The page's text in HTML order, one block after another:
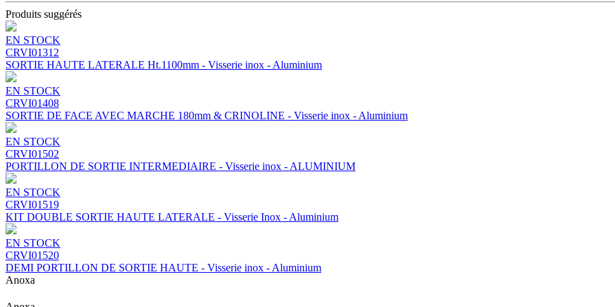
Produits suggérés
EN STOCK
CRVI01312
SORTIE HAUTE LATERALE Ht.1100mm - Visserie inox - Aluminium
EN STOCK
CRVI01408
SORTIE DE FACE AVEC MARCHE 180mm & CRINOLINE - Visserie inox - Aluminium
EN STOCK
CRVI01502
PORTILLON DE SORTIE INTERMEDIAIRE - Visserie inox - ALUMINIUM
EN STOCK
CRVI01519
KIT DOUBLE SORTIE HAUTE LATERALE - Visserie Inox - Aluminium
EN STOCK
CRVI01520
DEMI PORTILLON DE SORTIE HAUTE - Visserie inox - Aluminium
Anoxa